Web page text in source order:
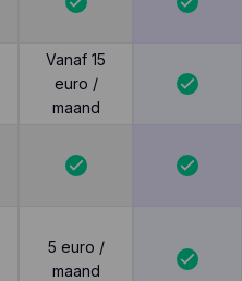
Vanaf 15
euro /
maand
5 euro /
maand